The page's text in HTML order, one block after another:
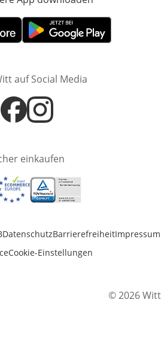
Fenster
Öffnet in neuem Fenster
auf Social Media
Öffnet in neuem Fenster
Öffnet in neuem Fenster
einkaufen
neuem Fenster
in neuem Fenster
Öffnet in neuem Fenster
DatenschutzBarrierefreiheitImpressum
Cookie-Einstellungen
© 2026 Witt